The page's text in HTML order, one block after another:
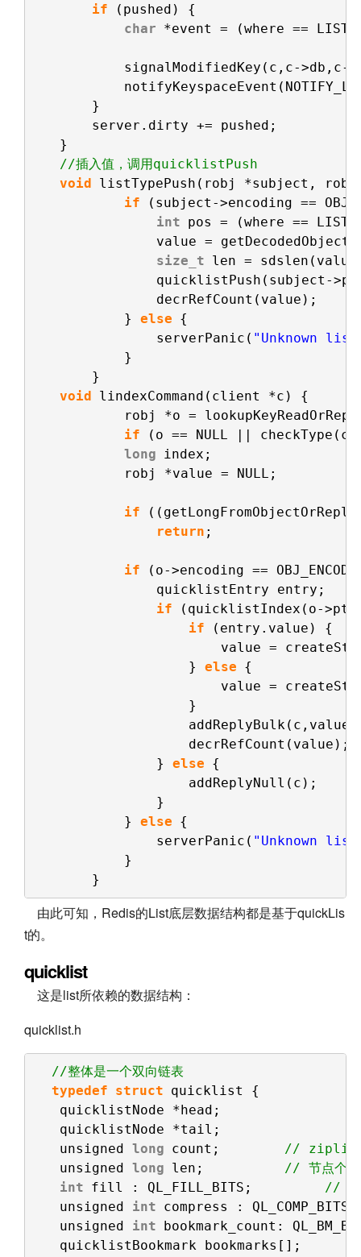
if
(pushed) {
char *event = (where ==
signalModifiedKey(c,c->db,c-
}
server.dirty += pushed;
}
//插入值，调用quicklistPush
void listTypePush(robj *subject,
if
(subject->encoding ==
int pos = (where ==
value =
size_t len =
quicklistPush(subject-
decrRefCount(value);
} else {
serverPanic( "Unknown
}
}
void lindexCommand(client *c) {
robj *o =
if
(o == NULL ||
long
index;
robj *value = NULL;
if
return ;
if
(o->encoding ==
quicklistEntry entry;
if
(quicklistIndex(o-
if
(entry.value) {
value =
} else {
value =
}
decrRefCount(value);
} else {
addReplyNull(c);
}
} else {
serverPanic( "Unknown
}
}
由此可知，Redis的List底层数据结构都是基于quickLis
t的。
quicklist
这是list所依赖的数据结构：
quicklist.h
//整体是一个双向链表
typedef struct quicklist {
quicklistNode *head;
quicklistNode *tail;
unsigned long count; // ziplist
unsigned long len; // 节点个
int fill : QL_FILL_BITS; //
unsigned int compress :
unsigned int bookmark_count:
quicklistBookmark bookmarks[];